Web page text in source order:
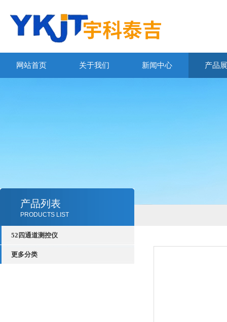
网站首页 关于我们 新闻中心 产品
产品列表
PRODUCTS LIST
52四通道测控仪
更多分类